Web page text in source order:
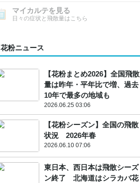
マイカルテを見る
日々の症状と飛散量はこちら
花粉ニュース
【花粉まとめ2026】全国飛散
量は昨年・平年比で増、過去
10年で最多の地域も
2026.06.25 03:06
【花粉シーズン】全国の飛散
状況 2026年春
2026.06.10 07:06
東日本、西日本は飛散シーズ
ン終了 北海道はシラカバ花